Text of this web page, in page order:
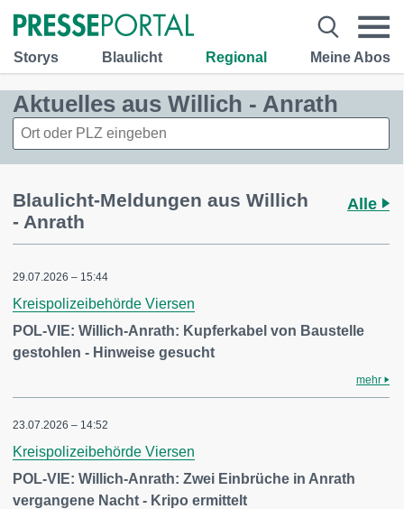
Storys Blaulicht Regional Meine Abos
Aktuelles aus Willich - Anrath
Blaulicht-Meldungen aus Willich
- Anrath
Alle
29.07.2026 – 15:44
Kreispolizeibehörde Viersen
POL-VIE: Willich-Anrath: Kupferkabel von Baustelle
gestohlen - Hinweise gesucht
mehr
23.07.2026 – 14:52
Kreispolizeibehörde Viersen
POL-VIE: Willich-Anrath: Zwei Einbrüche in Anrath
vergangene Nacht - Kripo ermittelt